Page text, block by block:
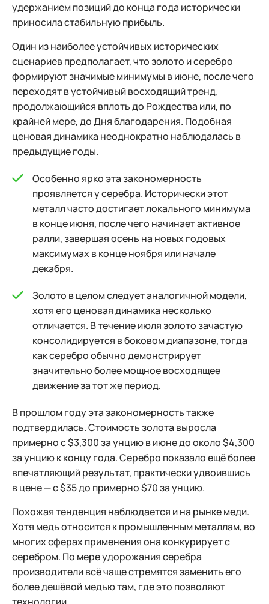
удержанием позиций до конца года исторически
приносила стабильную прибыль.
Один из наиболее устойчивых исторических
сценариев предполагает, что золото и серебро
формируют значимые минимумы в июне, после чего
переходят в устойчивый восходящий тренд,
продолжающийся вплоть до Рождества или, по
крайней мере, до Дня благодарения. Подобная
ценовая динамика неоднократно наблюдалась в
предыдущие годы.
Особенно ярко эта закономерность
проявляется у серебра. Исторически этот
металл часто достигает локального минимума
в конце июня, после чего начинает активное
ралли, завершая осень на новых годовых
максимумах в конце ноября или начале
декабря.
Золото в целом следует аналогичной модели,
хотя его ценовая динамика несколько
отличается. В течение июля золото зачастую
консолидируется в боковом диапазоне, тогда
как серебро обычно демонстрирует
значительно более мощное восходящее
движение за тот же период.
В прошлом году эта закономерность также
подтвердилась. Стоимость золота выросла
примерно с $3,300 за унцию в июне до около $4,300
за унцию к концу года. Серебро показало ещё более
впечатляющий результат, практически удвоившись
в цене — с $35 до примерно $70 за унцию.
Похожая тенденция наблюдается и на рынке меди.
Хотя медь относится к промышленным металлам, во
многих сферах применения она конкурирует с
серебром. По мере удорожания серебра
производители всё чаще стремятся заменить его
более дешёвой медью там, где это позволяют